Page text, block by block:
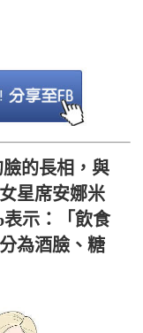
臉的長相，與
星席安娜米
示：「飲食
為酒臉、糖